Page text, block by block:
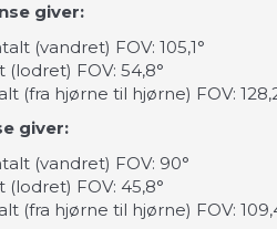
giver:
(vandret) FOV: 105,1°
(lodret) FOV: 54,8°
(fra hjørne til hjørne) FOV:
giver:
(vandret) FOV: 90°
(lodret) FOV: 45,8°
(fra hjørne til hjørne) FOV: